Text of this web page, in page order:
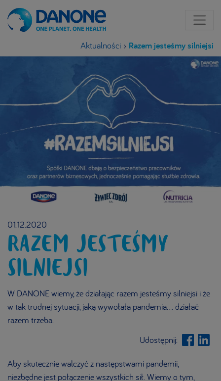
Aktualności › Razem jesteśmy silniejsi
01.12.2020
RAZEM JESTEŚMY
SILNIEJSI
W DANONE wiemy, że działając razem jesteśmy silniejsi i że
w tak trudnej sytuacji, jaką wywołała pandemia... działać
razem trzeba.
Udostępnij:
Aby skutecznie walczyć z następstwami pandemii,
niezbędne jest połączenie wszystkich sił. Wiemy o tym,